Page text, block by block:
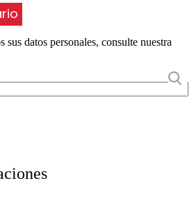
sus datos personales, consulte nuestra